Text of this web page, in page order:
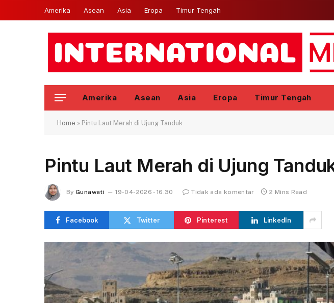
Amerika Asean Asia Eropa Timur Tengah
Amerika Asean Asia Eropa Timur Tengah
Home » Pintu Laut Merah di Ujung Tanduk
Pintu Laut Merah di Ujung
By Gunawati 19-04-2026 - 16.30 Tidak ada komentar 2 Mins Read
Facebook Twitter Pinterest LinkedIn